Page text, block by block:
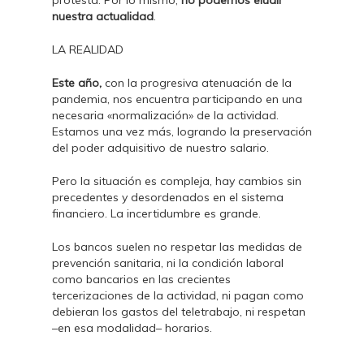
nuestra actualidad.
LA REALIDAD
Este año, con la progresiva atenuación de la
pandemia, nos encuentra participando en una
necesaria «normalización» de la actividad.
Estamos una vez más, logrando la preservación
del poder adquisitivo de nuestro salario.
Pero la situación es compleja, hay cambios sin
precedentes y desordenados en el sistema
financiero. La incertidumbre es grande.
Los bancos suelen no respetar las medidas de
prevención sanitaria, ni la condición laboral
como bancarios en las crecientes
tercerizaciones de la actividad, ni pagan como
debieran los gastos del teletrabajo, ni respetan
–en esa modalidad– horarios.